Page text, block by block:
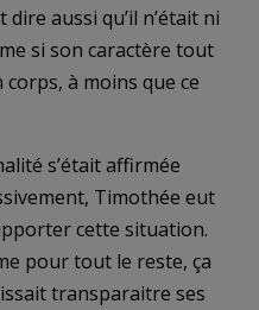
aussi qu’il n’était ni
si son caractère tout
à moins que ce
s’était affirmée
Timothée eut
cette situation.
pour tout le reste, ça
transparaitre ses